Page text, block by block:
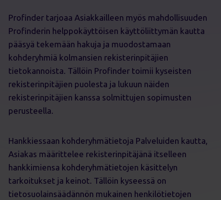
Profinder tarjoaa Asiakkailleen myös mahdollisuuden
Profinderin helppokäyttöisen käyttöliittymän kautta
pääsyä tekemään hakuja ja muodostamaan
kohderyhmiä kolmansien rekisterinpitäjien
tietokannoista. Tällöin Profinder toimii kyseisten
rekisterinpitäjien puolesta ja lukuun näiden
rekisterinpitäjien kanssa solmittujen sopimusten
perusteella.
Hankkiessaan kohderyhmätietoja Palveluiden kautta,
Asiakas määrittelee rekisterinpitäjänä itselleen
hankkimiensa kohderyhmätietojen käsittelyn
tarkoitukset ja keinot. Tällöin kyseessä on
tietosuolainsäädännön mukainen henkilötietojen